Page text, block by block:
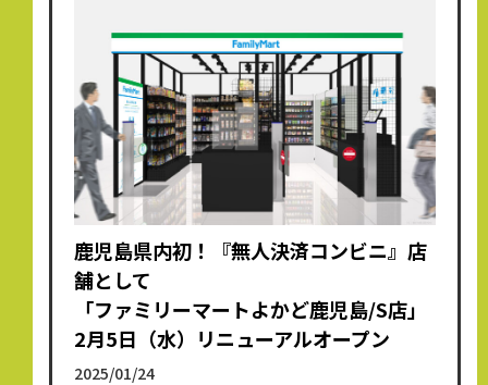
鹿児島県内初！『無人決済コンビニ』店
舗として
「ファミリーマートよかど鹿児島/S店」
2月5日（水）リニューアルオープン
2025/01/24